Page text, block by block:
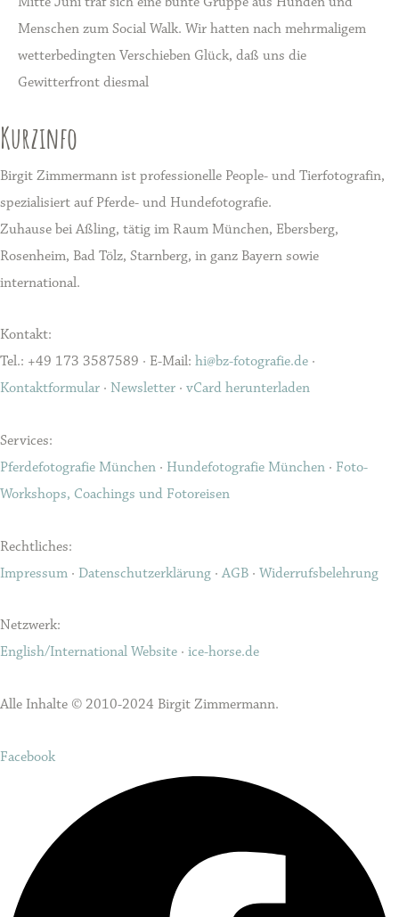
Menschen zum Social Walk. Wir hatten nach mehrmaligem
wetterbedingten Verschieben Glück, daß uns die
Gewitterfront diesmal
Kurzinfo
Birgit Zimmermann ist professionelle People- und Tierfotografin,
spezialisiert auf Pferde- und Hundefotografie.
Zuhause bei Aßling, tätig im Raum München, Ebersberg,
Rosenheim, Bad Tölz, Starnberg, in ganz Bayern sowie
international.
Kontakt:
Tel.: +49 173 3587589 · E-Mail: hi@bz-fotografie.de ·
Kontaktformular · Newsletter · vCard herunterladen
Services:
Pferdefotografie München · Hundefotografie München · Foto-
Workshops, Coachings und Fotoreisen
Rechtliches:
Impressum · Datenschutzerklärung · AGB · Widerrufsbelehrung
Netzwerk:
English/International Website · ice-horse.de
Alle Inhalte © 2010-2024 Birgit Zimmermann.
Facebook